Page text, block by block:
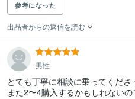
参考になった
出品者からの返信を読む
男性
とても丁寧に相談に乗ってくださ
また2〜4購入するかもしれない